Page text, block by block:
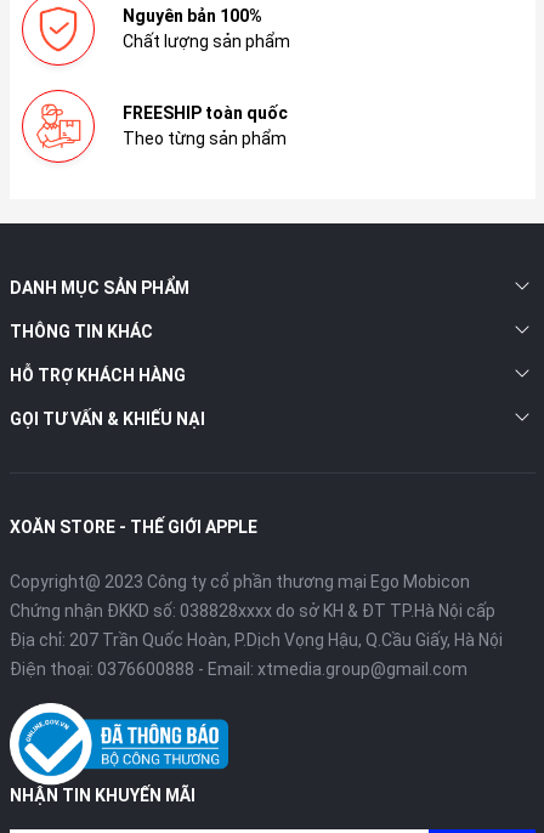
Nguyên bản 100%
Chất lượng sản phẩm
FREESHIP toàn quốc
Theo từng sản phẩm
DANH MỤC SẢN PHẨM
THÔNG TIN KHÁC
HỖ TRỢ KHÁCH HÀNG
GỌI TƯ VẤN & KHIẾU NẠI
XOĂN STORE - THẾ GIỚI APPLE
Copyright@ 2023 Công ty cổ phần thương mại Ego Mobicon
Chứng nhận ĐKKD số: 038828xxxx do sở KH & ĐT TP.Hà Nội cấp
Địa chỉ: 207 Trần Quốc Hoàn, P.Dịch Vọng Hậu, Q.Cầu Giấy, Hà Nội
Điện thoại: 0376600888 - Email: xtmedia.group@gmail.com
NHẬN TIN KHUYẾN MÃI